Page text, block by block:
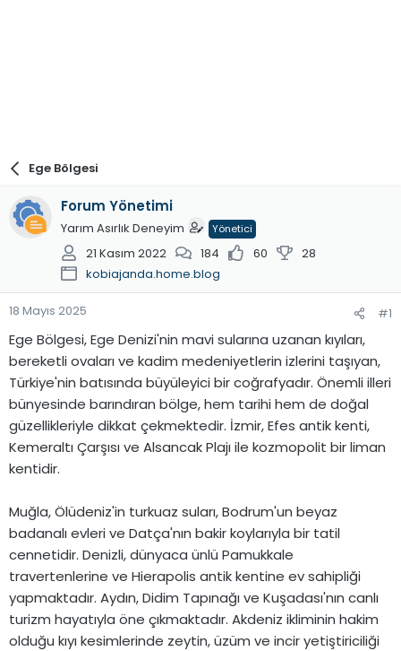
Ege Bölgesi
Forum Yönetimi
Yarım Asırlık Deneyim Yönetici
21 Kasım 2022 184 60
28
kobiajanda.home.blog
18 Mayıs 2025 #1
Ege Bölgesi, Ege Denizi'nin mavi sularına uzanan kıyıları,
bereketli ovaları ve kadim medeniyetlerin izlerini taşıyan,
Türkiye'nin batısında büyüleyici bir coğrafyadır. Önemli illeri
bünyesinde barındıran bölge, hem tarihi hem de doğal
güzellikleriyle dikkat çekmektedir. İzmir, Efes antik kenti,
Kemeraltı Çarşısı ve Alsancak Plajı ile kozmopolit bir liman
kentidir.
Muğla, Ölüdeniz'in turkuaz suları, Bodrum'un beyaz
badanalı evleri ve Datça'nın bakir koylarıyla bir tatil
cennetidir. Denizli, dünyaca ünlü Pamukkale
travertenlerine ve Hierapolis antik kentine ev sahipliği
yapmaktadır. Aydın, Didim Tapınağı ve Kuşadası'nın canlı
turizm hayatıyla öne çıkmaktadır. Akdeniz ikliminin hakim
olduğu kıyı kesimlerinde zeytin, üzüm ve incir yetiştiriciliği